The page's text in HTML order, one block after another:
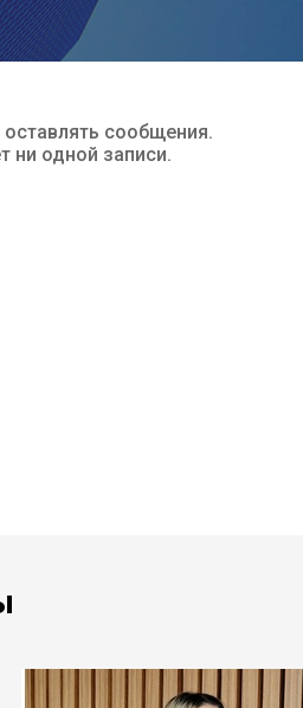
сообщения.
ни одной записи.